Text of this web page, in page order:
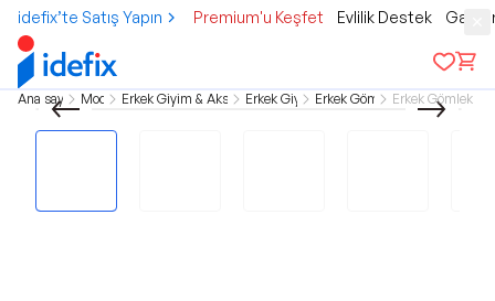
idefix’te Satış Yapın Premium'u Keşfet Evlilik Destek
Ana sayfa Moda Erkek Giyim & AksesuarErkek Giyim Erkek GömlekErkek Gömlek